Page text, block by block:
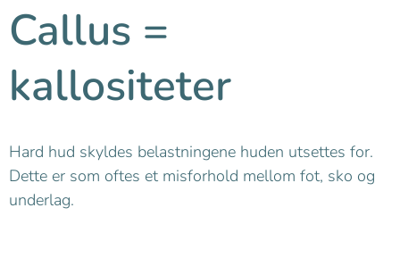
Callus =
kallositeter
Hard hud skyldes belastningene huden utsettes for.
Dette er som oftes et misforhold mellom fot, sko og
underlag.